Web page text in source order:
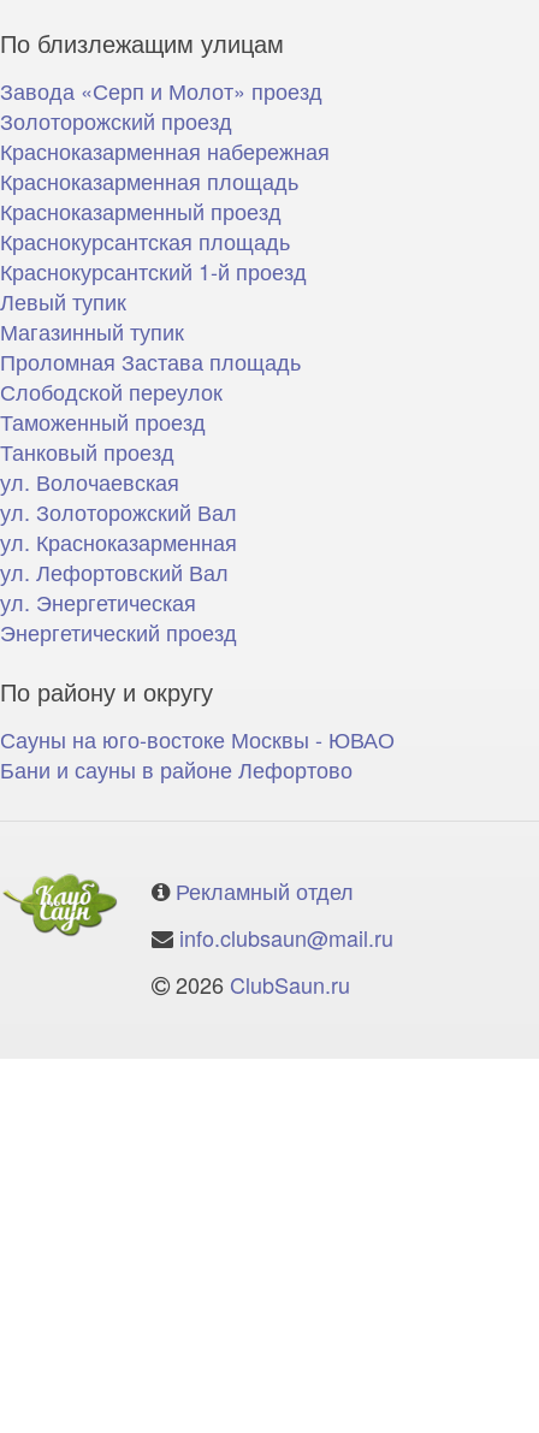
По близлежащим улицам
Завода «Серп и Молот» проезд
Золоторожский проезд
Красноказарменная набережная
Красноказарменная площадь
Красноказарменный проезд
Краснокурсантская площадь
Краснокурсантский 1-й проезд
Левый тупик
Магазинный тупик
Проломная Застава площадь
Слободской переулок
Таможенный проезд
Танковый проезд
ул. Волочаевская
ул. Золоторожский Вал
ул. Красноказарменная
ул. Лефортовский Вал
ул. Энергетическая
Энергетический проезд
По району и округу
Сауны на юго-востоке Москвы - ЮВАО
Бани и сауны в районе Лефортово
Рекламный отдел
info.clubsaun@mail.ru
2026 ClubSaun.ru